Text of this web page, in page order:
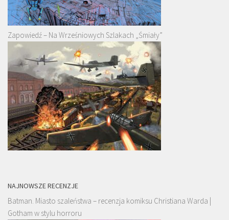
Zapowiedź – Na Wrześniowych Szlakach „Śmiały”
NAJNOWSZE RECENZJE
Batman. Miasto szaleństwa – recenzja komiksu Christiana Warda |
Gotham w stylu horroru